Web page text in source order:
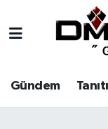
GündemTanıtım
Nöbetçi
Hava